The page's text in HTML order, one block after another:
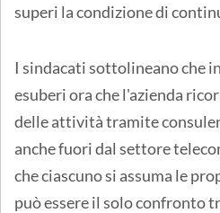
superi la condizione di
I sindacati sottolineano che
esuberi ora che l'azienda
delle attività tramite
anche fuori dal settore
che ciascuno si assuma le
può essere il solo confronto